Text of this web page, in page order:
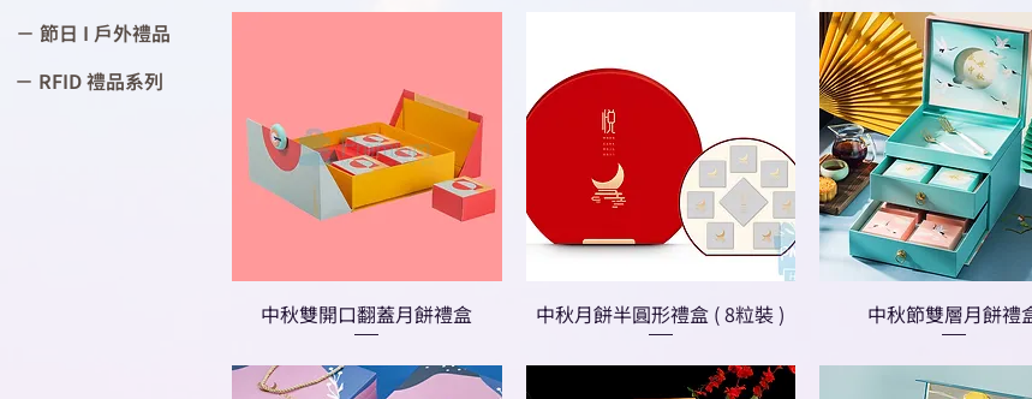
－ 節日 I 戶外禮品
－ RFID 禮品系列
中秋雙開口翻蓋月餅禮盒 中秋月餅半圓形禮盒 ( 8粒裝 ) 中秋節雙層月餅禮